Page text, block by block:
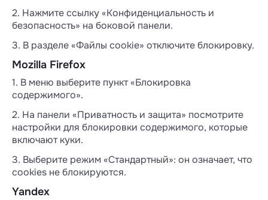
2. Нажмите ссылку «Конфиденциальность и
безопасность» на боковой панели.
3. В разделе «Файлы cookie» отключите блокировку.
Mozilla Firefox
1. В меню выберите пункт «Блокировка
содержимого».
2. На панели «Приватность и защита» посмотрите
настройки для блокировки содержимого, которые
включают куки.
3. Выберите режим «Стандартный»: он означает, что
сookies не блокируются.
Yandex